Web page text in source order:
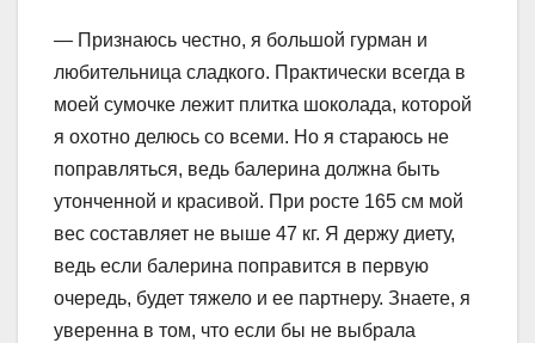
— Признаюсь честно, я большой гурман и
любительница сладкого. Практически всегда в
моей сумочке лежит плитка шоколада, которой
я охотно делюсь со всеми. Но я стараюсь не
поправляться, ведь балерина должна быть
утонченной и красивой. При росте 165 см мой
вес составляет не выше 47 кг. Я держу диету,
ведь если балерина поправится в первую
очередь, будет тяжело и ее партнеру. Знаете, я
уверенна в том, что если бы не выбрала